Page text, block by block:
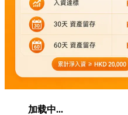
加载中...